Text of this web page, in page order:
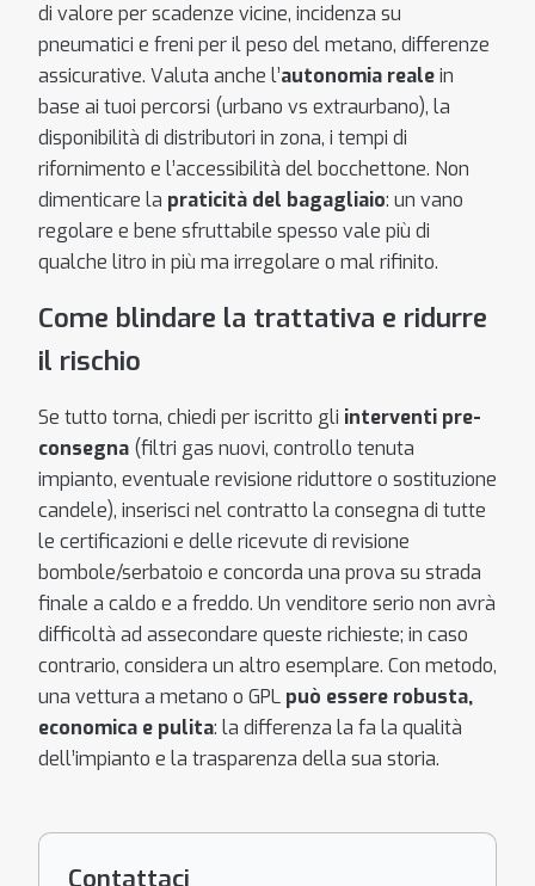
di valore per scadenze vicine, incidenza su
pneumatici e freni per il peso del metano, differenze
assicurative. Valuta anche l’autonomia realein
base ai tuoi percorsi (urbano vs extraurbano), la
disponibilità di distributori in zona, i tempi di
rifornimento e l’accessibilità del bocchettone. Non
dimenticare la praticità del bagagliaio: un vano
regolare e bene sfruttabile spesso vale più di
qualche litro in più ma irregolare o mal rifinito.
Come blindare la trattativa e ridurre
il rischio
Se tutto torna, chiedi per iscritto gli interventi pre-
consegna (filtri gas nuovi, controllo tenuta
impianto, eventuale revisione riduttore o sostituzione
candele), inserisci nel contratto la consegna di tutte
le certificazioni e delle ricevute di revisione
bombole/serbatoio e concorda una prova su strada
finale a caldo e a freddo. Un venditore serio non avrà
difficoltà ad assecondare queste richieste; in caso
contrario, considera un altro esemplare. Con metodo,
una vettura a metano o GPL può essere robusta,
economica e pulita: la differenza la fa la qualità
dell’impianto e la trasparenza della sua storia.
Contattaci